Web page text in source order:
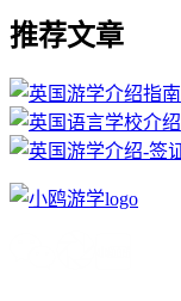
推荐文章